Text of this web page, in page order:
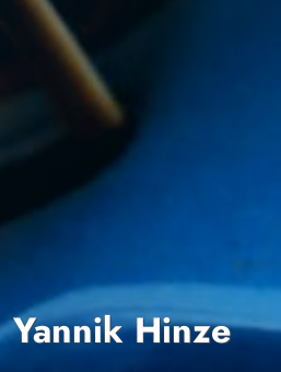
Yannik Hinze